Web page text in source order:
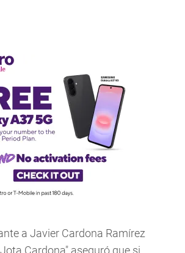
a Javier Cardona Ramírez
Cardona" aseguró que si